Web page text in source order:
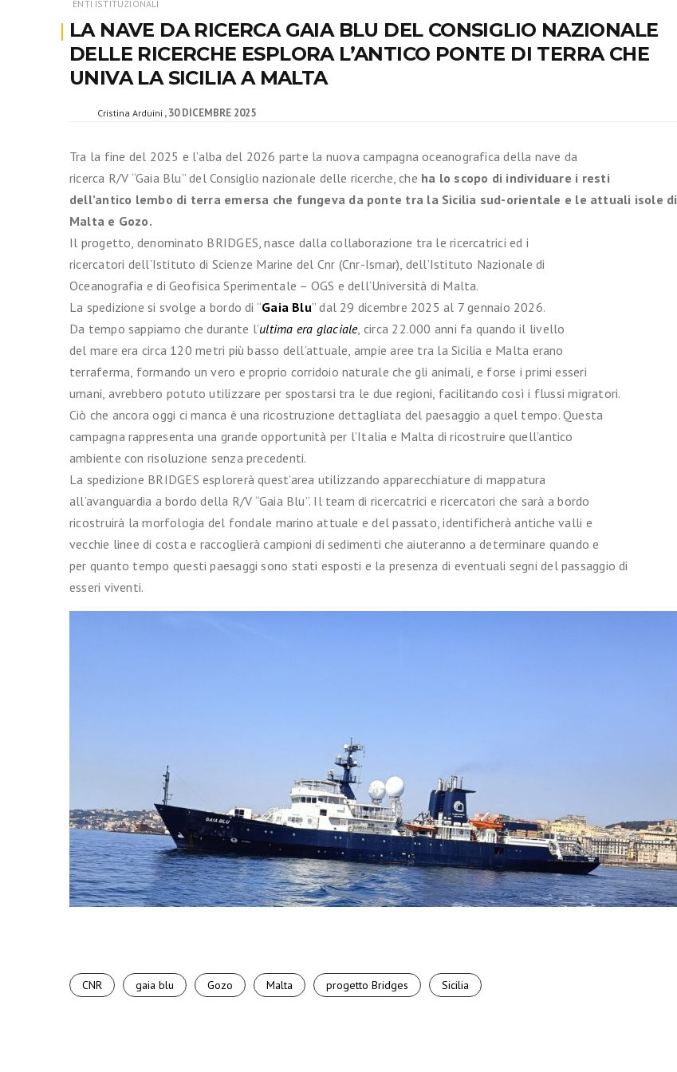
ENTI ISTITUZIONALI
LA NAVE DA RICERCA GAIA BLU DEL CONSIGLIO NAZIONALE
DELLE RICERCHE ESPLORA L’ANTICO PONTE DI TERRA CHE
UNIVA LA SICILIA A MALTA
Cristina Arduini 30 DICEMBRE 2025
Tra la fine del 2025 e l’alba del 2026 parte la nuova campagna oceanografica della nave da
ricerca R/V “Gaia Blu” del Consiglio nazionale delle ricerche, che ha lo scopo di individuare i resti
dell’antico lembo di terra emersa che fungeva da ponte tra la Sicilia sud-orientale e le attuali isole di
Malta e Gozo.
Il progetto, denominato BRIDGES, nasce dalla collaborazione tra le ricercatrici ed i
ricercatori dell’Istituto di Scienze Marine del Cnr (Cnr-Ismar), dell’Istituto Nazionale di
Oceanografia e di Geofisica Sperimentale – OGS e dell’Università di Malta.
La spedizione si svolge a bordo di “Gaia Blu” dal 29 dicembre 2025 al 7 gennaio 2026.
Da tempo sappiamo che durante l’ultima era glaciale, circa 22.000 anni fa quando il livello
del mare era circa 120 metri più basso dell’attuale, ampie aree tra la Sicilia e Malta erano
terraferma, formando un vero e proprio corridoio naturale che gli animali, e forse i primi esseri
umani, avrebbero potuto utilizzare per spostarsi tra le due regioni, facilitando così i flussi migratori.
Ciò che ancora oggi ci manca è una ricostruzione dettagliata del paesaggio a quel tempo. Questa
campagna rappresenta una grande opportunità per l’Italia e Malta di ricostruire quell’antico
ambiente con risoluzione senza precedenti.
La spedizione BRIDGES esplorerà quest’area utilizzando apparecchiature di mappatura
all’avanguardia a bordo della R/V “Gaia Blu”. Il team di ricercatrici e ricercatori che sarà a bordo
ricostruirà la morfologia del fondale marino attuale e del passato, identificherà antiche valli e
vecchie linee di costa e raccoglierà campioni di sedimenti che aiuteranno a determinare quando e
per quanto tempo questi paesaggi sono stati esposti e la presenza di eventuali segni del passaggio di
esseri viventi.
CNR gaia blu Gozo Malta progetto Bridges Sicilia